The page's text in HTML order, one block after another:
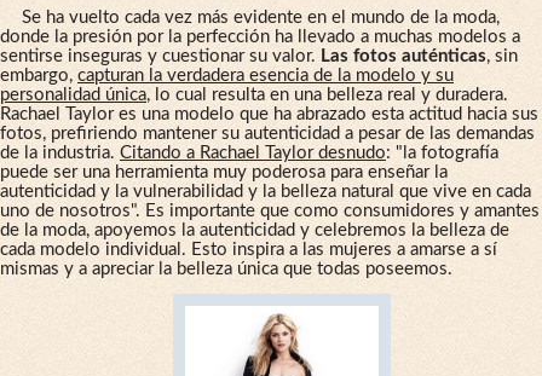
Se ha vuelto cada vez más evidente en el mundo de la moda,
donde la presión por la perfección ha llevado a muchas modelos a
sentirse inseguras y cuestionar su valor. Las fotos auténticas, sin
embargo, capturan la verdadera esencia de la modelo y su
personalidad única, lo cual resulta en una belleza real y duradera.
Rachael Taylor es una modelo que ha abrazado esta actitud hacia sus
fotos, prefiriendo mantener su autenticidad a pesar de las demandas
de la industria. Citando a Rachael Taylor desnudo: "la fotografía
puede ser una herramienta muy poderosa para enseñar la
autenticidad y la vulnerabilidad y la belleza natural que vive en cada
uno de nosotros". Es importante que como consumidores y amantes
de la moda, apoyemos la autenticidad y celebremos la belleza de
cada modelo individual. Esto inspira a las mujeres a amarse a sí
mismas y a apreciar la belleza única que todas poseemos.